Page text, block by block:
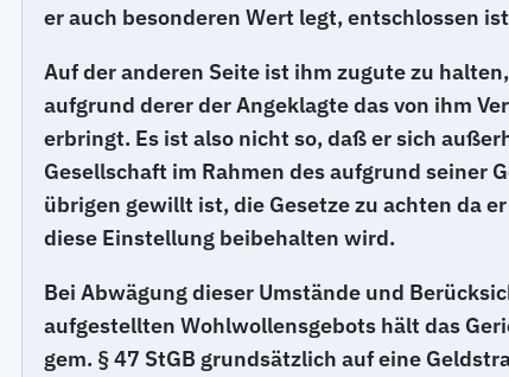
er auch besonderen Wert legt, entschlossen
Auf der anderen Seite ist ihm zugute zu
aufgrund derer der Angeklagte das von ihm
erbringt. Es ist also nicht so, daß er sich
Gesellschaft im Rahmen des aufgrund seiner
übrigen gewillt ist, die Gesetze zu achten da
diese Einstellung beibehalten wird.
Bei Abwägung dieser Umstände und
aufgestellten Wohlwollensgebots hält das
gem. § 47 StGB grundsätzlich auf eine